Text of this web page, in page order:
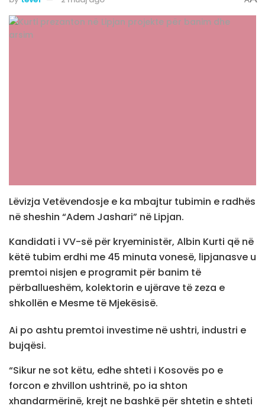
Lëvizja Vetëvendosje e ka mbajtur tubimin e radhës
në sheshin “Adem Jashari” në Lipjan.
Kandidati i VV-së për kryeministër, Albin Kurti që në
këtë tubim erdhi me 45 minuta vonesë, lipjanasve u
premtoi nisjen e programit për banim të
përballueshëm, kolektorin e ujërave të zeza e
shkollën e Mesme të Mjekësisë.
Ai po ashtu premtoi investime në ushtri, industri e
bujqësi.
“Sikur ne sot këtu, edhe shteti i Kosovës po e
forcon e zhvillon ushtrinë, po ia shton
xhandarmërinë, krejt ne bashkë për shtetin e shteti